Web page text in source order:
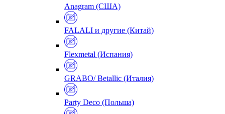
Anagram (США)
FALALI и другие (Китай)
Flexmetal (Испания)
GRABO/ Betallic (Италия)
Party Deco (Польша)